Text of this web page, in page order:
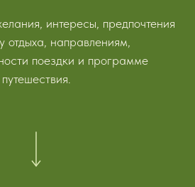
интересы, предпочтения
отдыха, направлениям,
поездки и программе
путешествия.